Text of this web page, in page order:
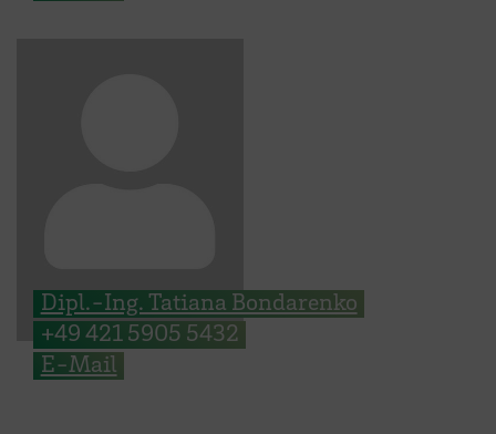
Dipl.-Ing. Tatiana Bondarenko
+49 421 5905 5432
E-Mail